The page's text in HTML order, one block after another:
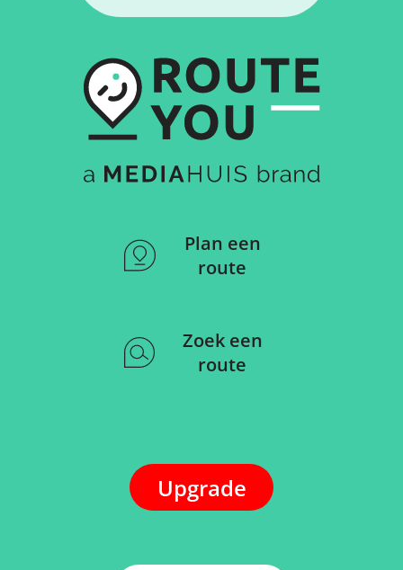
Plan een
route
Zoek een
route
Upgrade